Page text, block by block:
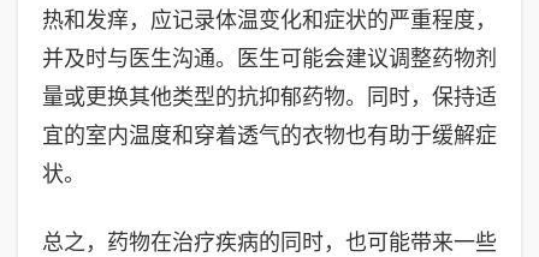
热和发痒，应记录体温变化和症状的严重程度，
并及时与医生沟通。医生可能会建议调整药物剂
量或更换其他类型的抗抑郁药物。同时，保持适
宜的室内温度和穿着透气的衣物也有助于缓解症
状。
总之，药物在治疗疾病的同时，也可能带来一些